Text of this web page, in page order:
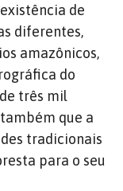
de
diferentes,
amazônicos,
do
três mil
que a
tradicionais
para o seu